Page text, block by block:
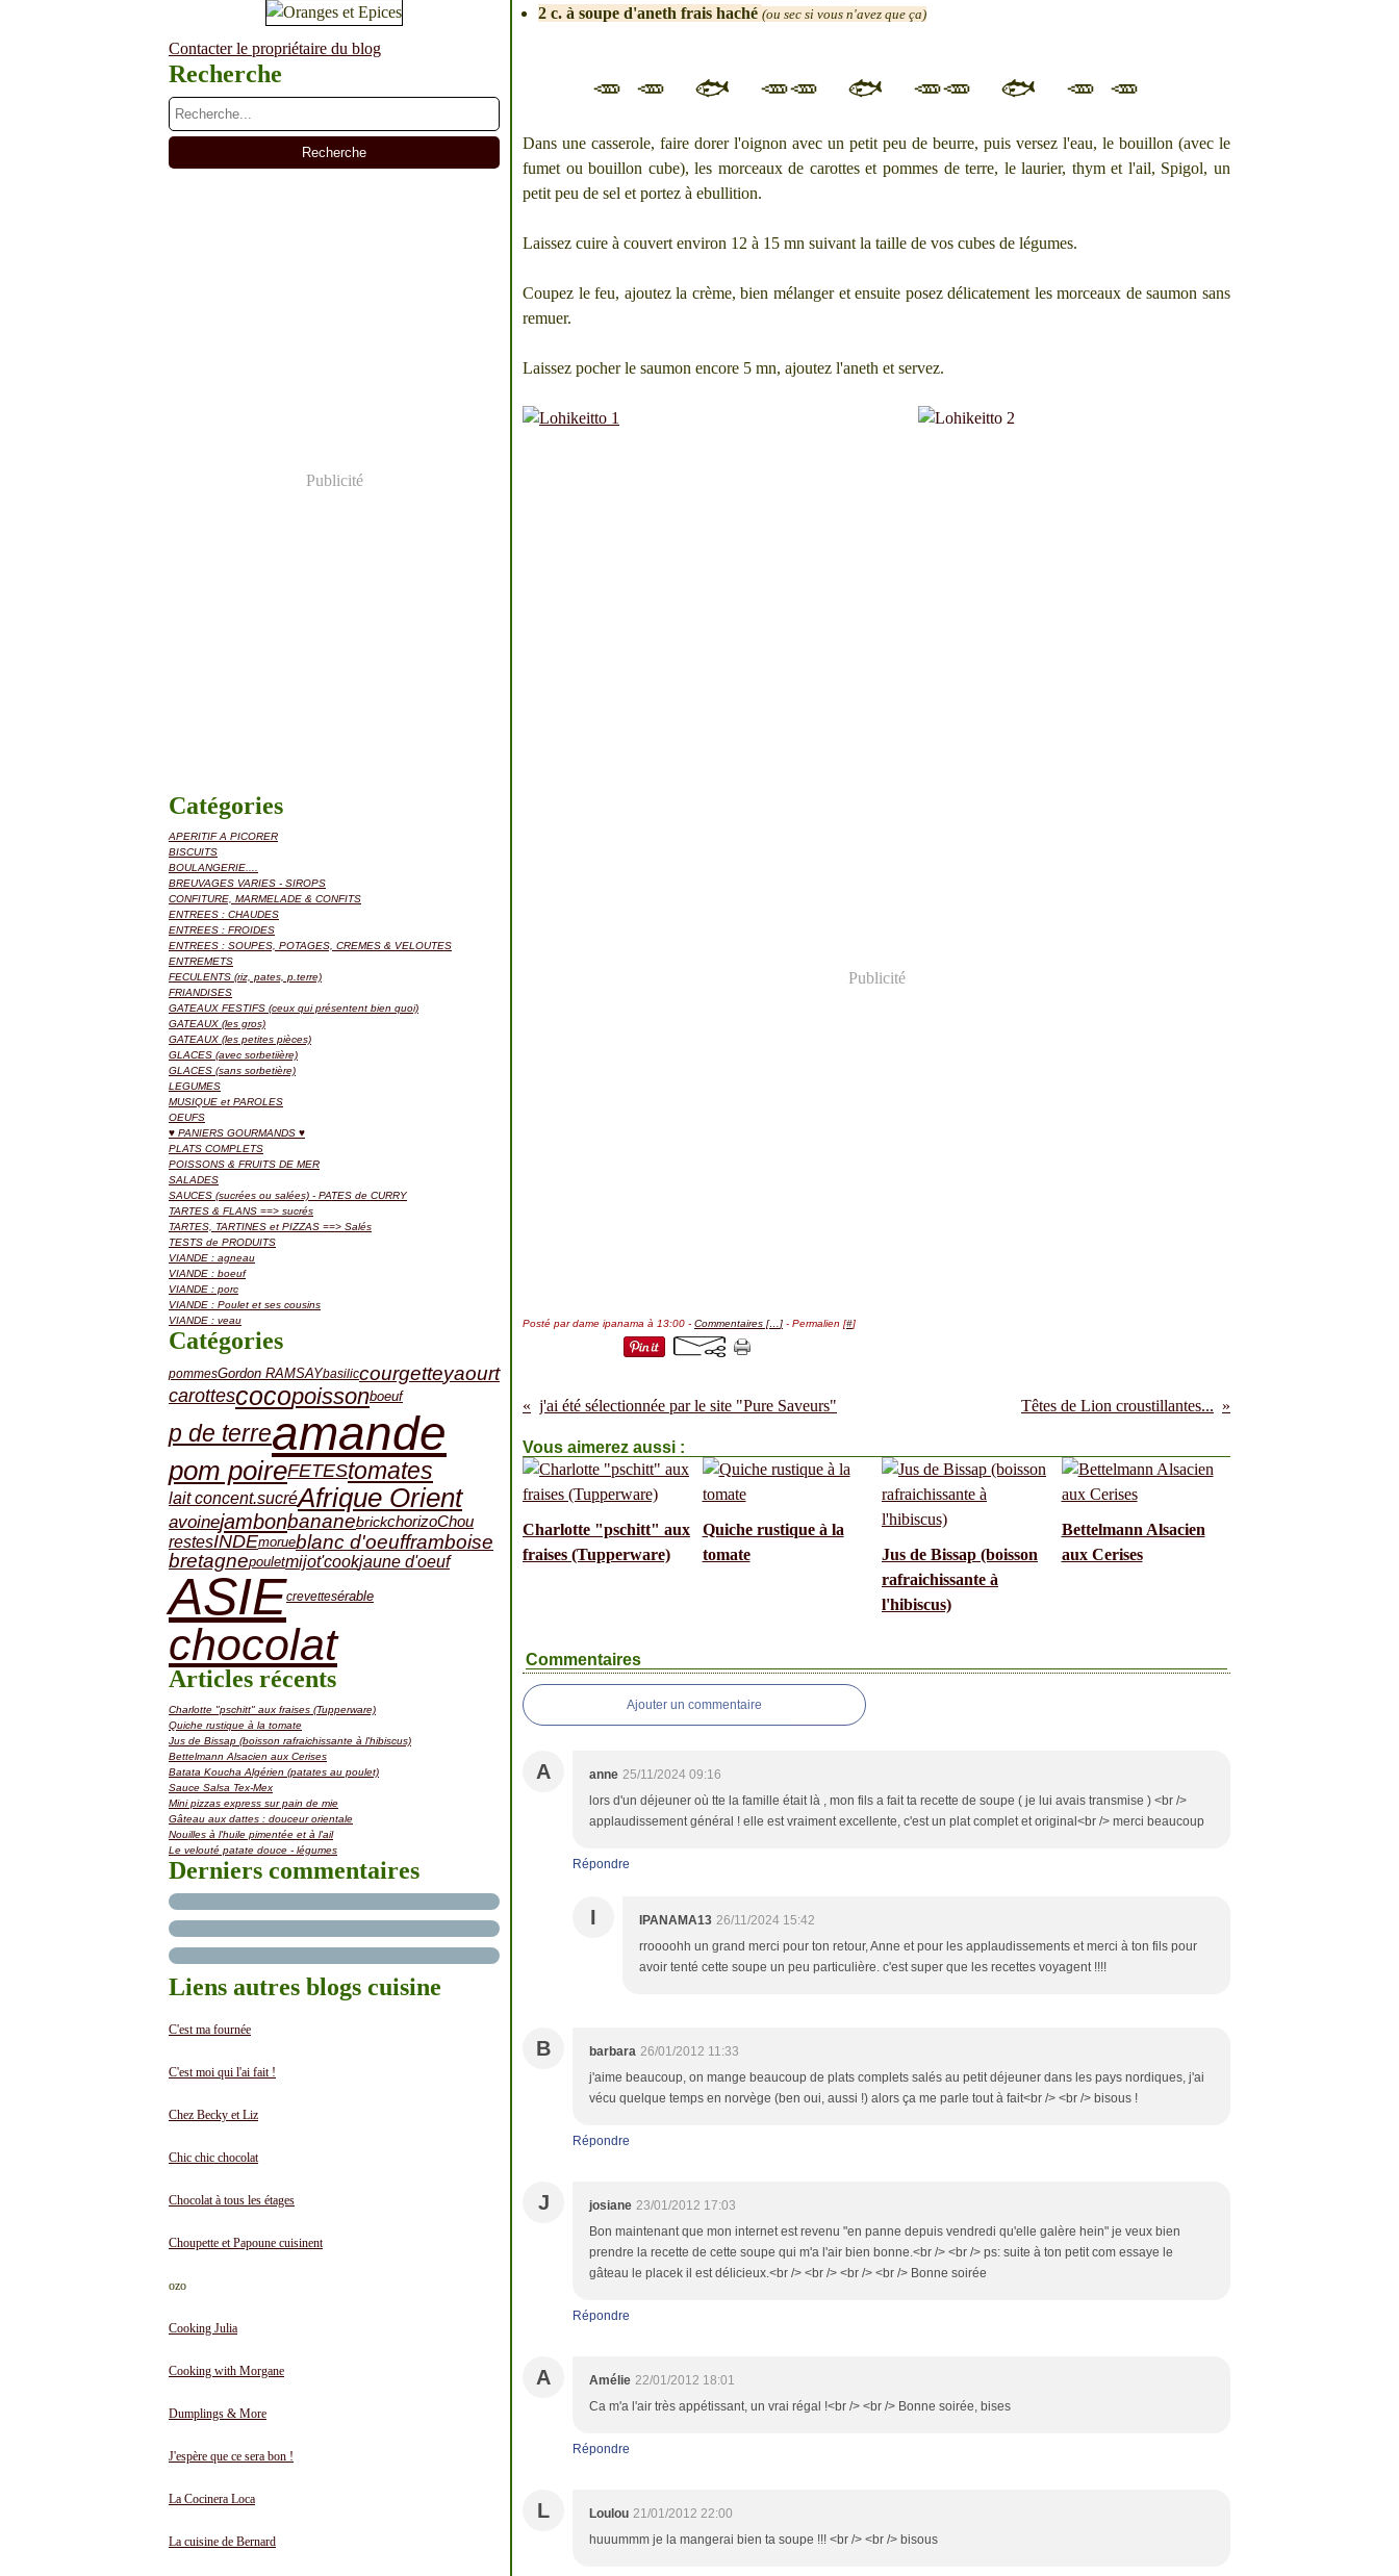
Contacter le propriétaire du blog
Recherche
Publicité
Catégories
APERITIF A PICORER
BISCUITS
BOULANGERIE....
BREUVAGES VARIES - SIROPS
CONFITURE, MARMELADE & CONFITS
ENTREES : CHAUDES
ENTREES : FROIDES
ENTREES : SOUPES, POTAGES, CREMES & VELOUTES
ENTREMETS
FECULENTS (riz, pates, p.terre)
FRIANDISES
GATEAUX FESTIFS (ceux qui présentent bien quoi)
GATEAUX (les gros)
GATEAUX (les petites pièces)
GLACES (avec sorbetiière)
GLACES (sans sorbetière)
LEGUMES
MUSIQUE et PAROLES
OEUFS
♥ PANIERS GOURMANDS ♥
PLATS COMPLETS
POISSONS & FRUITS DE MER
SALADES
SAUCES (sucrées ou salées) - PATES de CURRY
TARTES & FLANS ==> sucrés
TARTES, TARTINES et PIZZAS ==> Salés
TESTS de PRODUITS
VIANDE : agneau
VIANDE : boeuf
VIANDE : porc
VIANDE : Poulet et ses cousins
VIANDE : veau
Catégories
pommesGordon RAMSAYbasiliccourgetteyaourt
carottescocopoissonboeuf
p de terreamande
pom poireFETEStomates
lait concent.sucréAfrique Orient
avoinejambonbananebrickchorizoChou
restesINDEmorueblanc d'oeufframboise
bretagnepouletmijot'cookjaune d'oeuf
ASIEcrevettesérable
chocolat
Articles récents
Charlotte "pschitt" aux fraises (Tupperware)
Quiche rustique à la tomate
Jus de Bissap (boisson rafraichissante à l'hibiscus)
Bettelmann Alsacien aux Cerises
Batata Koucha Algérien (patates au poulet)
Sauce Salsa Tex-Mex
Mini pizzas express sur pain de mie
Gâteau aux dattes : douceur orientale
Nouilles à l'huile pimentée et à l'ail
Le velouté patate douce - légumes
Derniers commentaires
Liens autres blogs cuisine
C'est ma fournée
C'est moi qui l'ai fait !
Chez Becky et Liz
Chic chic chocolat
Chocolat à tous les étages
Choupette et Papoune cuisinent
ozo
Cooking Julia
Cooking with Morgane
Dumplings & More
J'espère que ce sera bon !
La Cocinera Loca
La cuisine de Bernard
2 c. à soupe d'aneth frais haché (ou sec si vous n'avez que ça)
🥕 🥕 🐟 🥕🥕 🐟 🥕🥕 🐟 🥕 🥕
Dans une casserole, faire dorer l'oignon avec un petit peu de beurre, puis versez l'eau, le bouillon (avec le
fumet ou bouillon cube), les morceaux de carottes et pommes de terre, le laurier, thym et l'ail, Spigol, un
petit peu de sel et portez à ebullition.
Laissez cuire à couvert environ 12 à 15 mn suivant la taille de vos cubes de légumes.
Coupez le feu, ajoutez la crème, bien mélanger et ensuite posez délicatement les morceaux de saumon sans
remuer.
Laissez pocher le saumon encore 5 mn, ajoutez l'aneth et servez.
Publicité
Posté par dame ipanama à 13:00 - Commentaires [… ] - Permalien [#]
j'ai été sélectionnée par le site "Pure Saveurs" Têtes de Lion croustillantes...
Vous aimerez aussi :
Charlotte "pschitt" aux
fraises (Tupperware)
Quiche rustique à la
tomate
Jus de Bissap (boisson
rafraichissante à
l'hibiscus)
Bettelmann Alsacien
aux Cerises
Commentaires
Ajouter un commentaire
A anne 25/11/2024 09:16
lors d'un déjeuner où tte la famille était là , mon fils a fait ta recette de soupe ( je lui avais transmise ) <br />
applaudissement général ! elle est vraiment excellente, c'est un plat complet et original<br /> merci beaucoup
Répondre
I IPANAMA13 26/11/2024 15:42
rroooohh un grand merci pour ton retour, Anne et pour les applaudissements et merci à ton fils pour
avoir tenté cette soupe un peu particulière. c'est super que les recettes voyagent !!!!
B barbara 26/01/2012 11:33
j'aime beaucoup, on mange beaucoup de plats complets salés au petit déjeuner dans les pays nordiques, j'ai
vécu quelque temps en norvège (ben oui, aussi !) alors ça me parle tout à fait<br /> <br /> bisous !
Répondre
J josiane 23/01/2012 17:03
Bon maintenant que mon internet est revenu "en panne depuis vendredi qu'elle galère hein" je veux bien
prendre la recette de cette soupe qui m'a l'air bien bonne.<br /> <br /> ps: suite à ton petit com essaye le
gâteau le placek il est délicieux.<br /> <br /> <br /> <br /> Bonne soirée
Répondre
A Amélie 22/01/2012 18:01
Ca m'a l'air très appétissant, un vrai régal !<br /> <br /> Bonne soirée, bises
Répondre
L Loulou 21/01/2012 22:00
huuummm je la mangerai bien ta soupe !!! <br /> <br /> bisous